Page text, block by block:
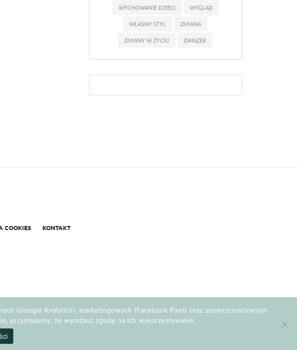
WYCHOWANIE DZIECI
WYGLĄD
WŁASNY STYL
ZMIANA
ZMIANY W ŻYCIU
ZWIĄZEK
COOKIES KONTAKT
(Google Analytics), marketingowych (Facebook Pixel) oraz społecznościowych
przyjmujemy, że wyrażasz zgodę na ich wykorzystywanie.